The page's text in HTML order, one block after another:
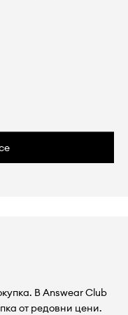
В Answear Club
от редовни цени.